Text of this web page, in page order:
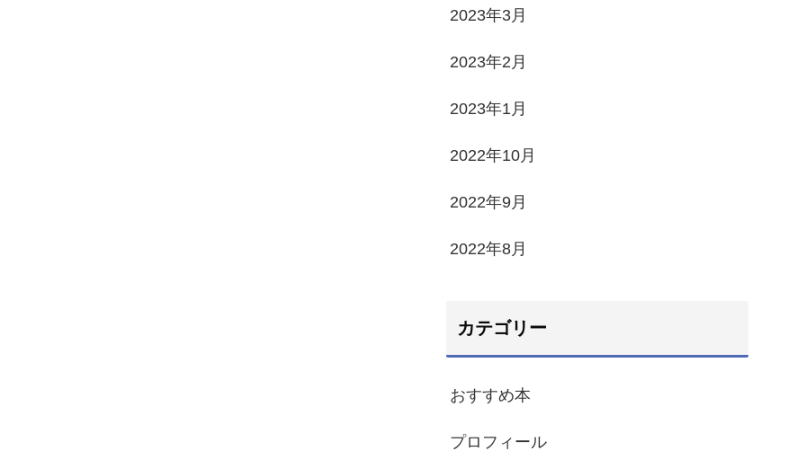
2023年3月
2023年2月
2023年1月
2022年10月
2022年9月
2022年8月
カテゴリー
おすすめ本
プロフィール